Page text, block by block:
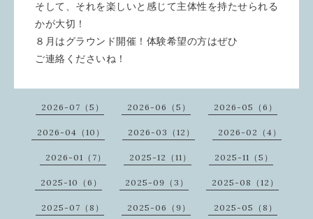
そして、それを楽しいと感じて主体性を持たせられる
かが大切！
８月はグラウンド開催！体験希望の方はぜひ
ご連絡くださいね！
2026-07（5） 2026-06（5） 2026-05（6）
2026-04（10） 2026-03（12） 2026-02（4）
2026-01（7） 2025-12（11） 2025-11（5）
2025-10（6） 2025-09（3） 2025-08（12）
2025-07（8） 2025-06（9） 2025-05（8）